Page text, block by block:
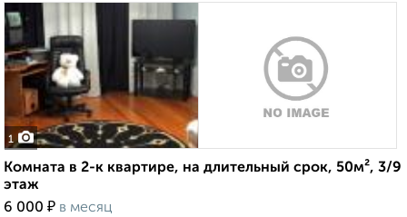
1
Комната в 2-к квартире, на длительный срок, 50м², 3/9
этаж
6 000 ₽ в месяц